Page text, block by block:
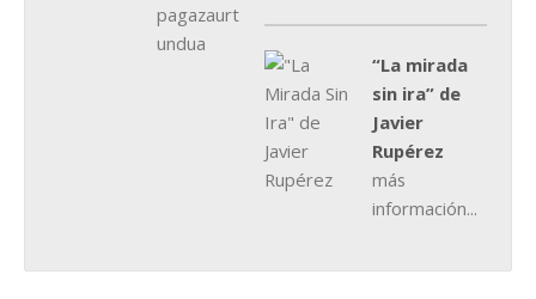
“La mirada
sin ira” de
Javier
Rupérez
más
información...